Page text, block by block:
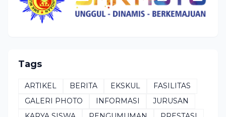
Tags
ARTIKEL BERITA EKSKUL
FASILITAS
GALERI PHOTO
INFORMASI
JURUSAN